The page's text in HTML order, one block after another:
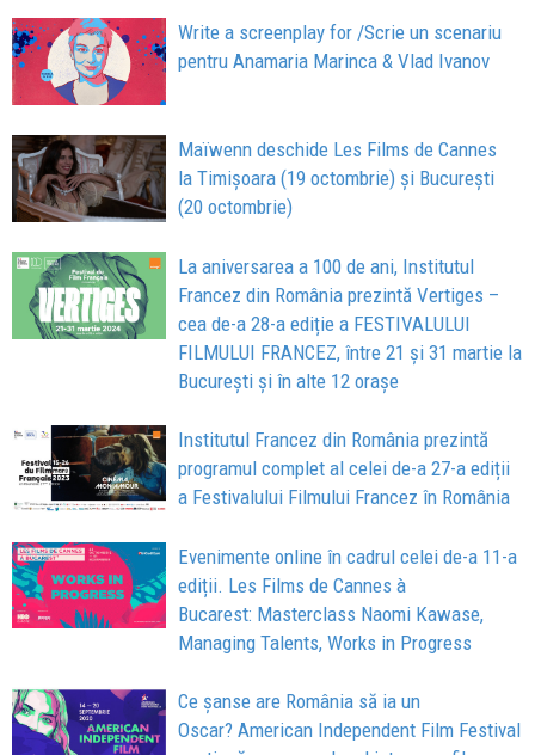
Write a screenplay for /Scrie un scenariu
pentru Anamaria Marinca & Vlad Ivanov
Maïwenn deschide Les Films de Cannes
la Timișoara (19 octombrie) și București
(20 octombrie)
La aniversarea a 100 de ani, Institutul
Francez din România prezintă Vertiges –
cea de-a 28-a ediție a FESTIVALULUI
FILMULUI FRANCEZ, între 21 și 31 martie la
București și în alte 12 orașe
Institutul Francez din România prezintă
programul complet al celei de-a 27-a ediții
a Festivalului Filmului Francez în România
Evenimente online în cadrul celei de-a 11-a
ediții. Les Films de Cannes à
Bucarest: Masterclass Naomi Kawase,
Managing Talents, Works in Progress
Ce șanse are România să ia un
Oscar? American Independent Film Festival